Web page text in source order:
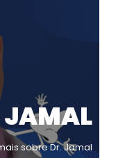
JAMAL
sobre Dr. Jamal